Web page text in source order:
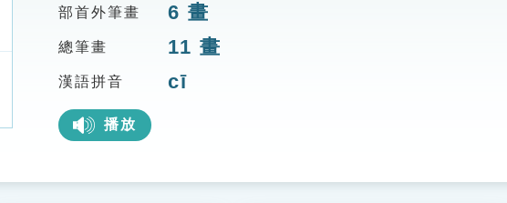
部首外筆畫 6 畫
總筆畫 11 畫
漢語拼音 cī
播放